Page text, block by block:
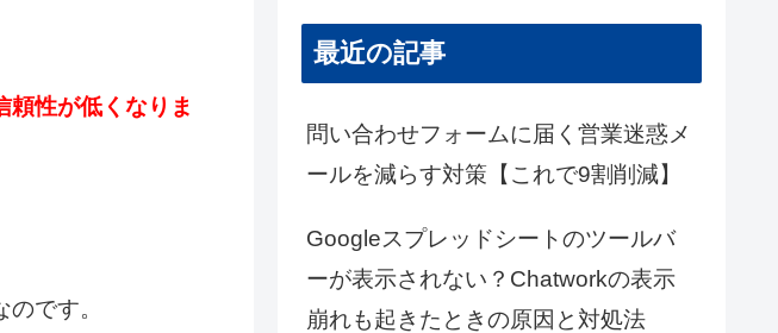
性が低くなりま
です。
最近の記事
問い合わせフォームに届く営業迷惑メ
ールを減らす対策【これで9割削減】
Googleスプレッドシートのツールバ
ーが表示されない？Chatworkの表示
崩れも起きたときの原因と対処法